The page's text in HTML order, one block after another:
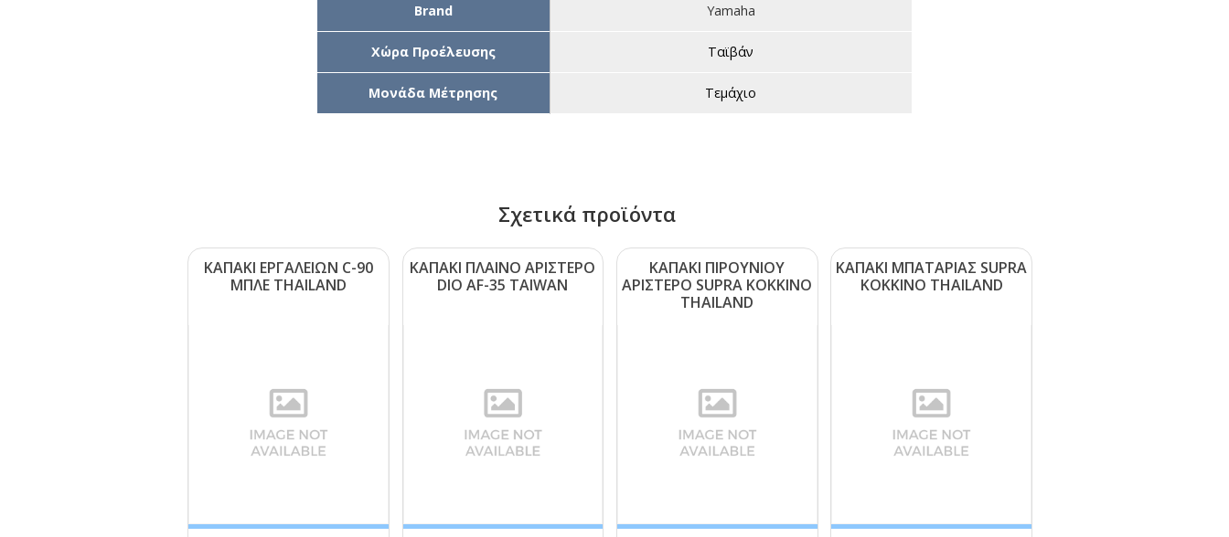
Brand Yamaha
Χώρα Προέλευσης Ταϊβάν
Μονάδα Μέτρησης Τεμάχιο
Σχετικά προϊόντα
ΚΑΠΑΚΙ ΕΡΓΑΛΕΙΩΝ C-90
ΜΠΛΕ ΤΗΑΙLΑΝD
ΚΑΠΑΚΙ ΠΛΑΙΝΟ ΑΡΙΣΤΕΡΟ
DΙΟ ΑF-35 ΤΑΙWΑΝ
ΚΑΠΑΚΙ ΠΙΡΟΥΝΙΟΥ
ΑΡΙΣΤΕΡΟ SUΡRΑ ΚΟΚΚΙΝΟ
ΤΗΑΙLΑΝD
ΚΑΠΑΚΙ ΜΠΑΤΑΡΙΑΣ SUΡRΑ
ΚΟΚΚΙΝΟ ΤΗΑΙLΑΝD